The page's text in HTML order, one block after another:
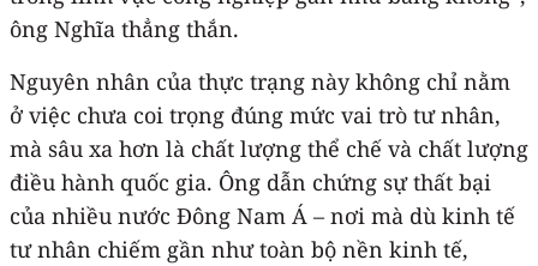
ông Nghĩa thẳng thắn.
Nguyên nhân của thực trạng này không chỉ nằm
ở việc chưa coi trọng đúng mức vai trò tư nhân,
mà sâu xa hơn là chất lượng thể chế và chất lượng
điều hành quốc gia. Ông dẫn chứng sự thất bại
của nhiều nước Đông Nam Á – nơi mà dù kinh tế
tư nhân chiếm gần như toàn bộ nền kinh tế,